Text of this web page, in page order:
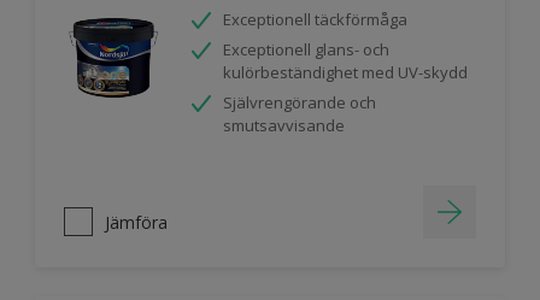
Exceptionell täckförmåga
Exceptionell glans- och
kulörbeständighet med UV-skydd
Självrengörande och
smutsavvisande
Jämföra